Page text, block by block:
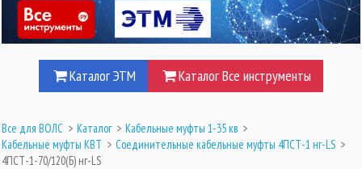
Каталог ЭТМ Каталог Все инструменты
Все для ВОЛС > Каталог > Кабельные муфты 1-35 кв >
Кабельные муфты КВТ > Соединительные кабельные муфты 4ПСТ-1 нг-LS >
4ПСТ-1-70/120(Б) нг-LS